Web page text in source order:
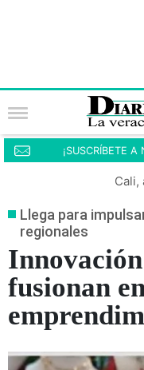
¡SUSCRÍBETE
Cali,
Llega para
regionales
fusionan